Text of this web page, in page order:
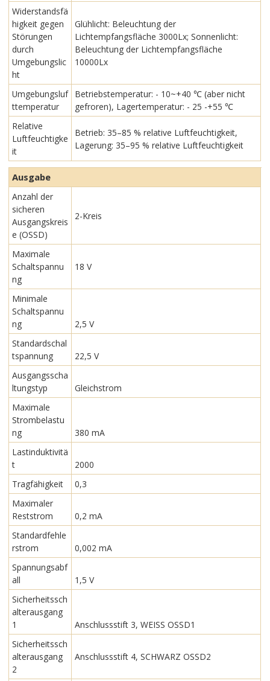
Widerstandsfä
higkeit gegen
Störungen
durch
Umgebungslic
ht
Glühlicht: Beleuchtung der
Lichtempfangsfläche 3000Lx; Sonnenlicht:
Beleuchtung der Lichtempfangsfläche
10000Lx
Umgebungsluf
ttemperatur
Betriebstemperatur: - 10~+40 ℃ (aber nicht
gefroren), Lagertemperatur: - 25 -+55 ℃
Relative
Luftfeuchtigke
it
Betrieb: 35–85 % relative Luftfeuchtigkeit,
Lagerung: 35–95 % relative Luftfeuchtigkeit
Ausgabe
Anzahl der
sicheren
Ausgangskreis
e (OSSD)
2-Kreis
Maximale
Schaltspannu
ng
18 V
Minimale
Schaltspannu
ng
2,5 V
Standardschal
tspannung
22,5 V
Ausgangsscha
ltungstyp
Gleichstrom
Maximale
Strombelastu
ng
380 mA
Lastinduktivitä
t
2000
Tragfähigkeit
0,3
Maximaler
Reststrom
0,2 mA
Standardfehle
rstrom
0,002 mA
Spannungsabf
all
1,5 V
Sicherheitssch
alterausgang
1
Anschlussstift 3, WEISS OSSD1
Sicherheitssch
alterausgang
2
Anschlussstift 4, SCHWARZ OSSD2